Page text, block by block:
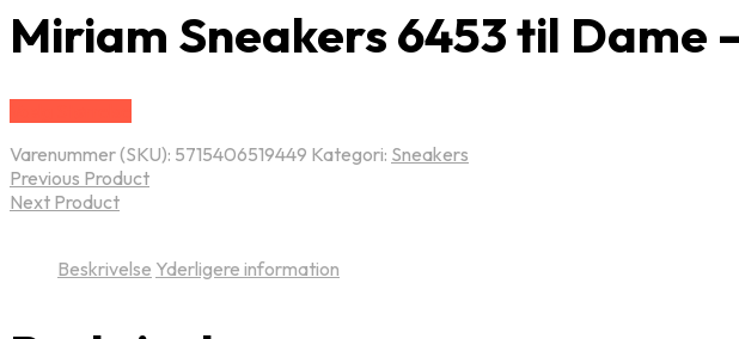
Miriam Sneakers 6453 til Dame
Varenummer (SKU): 5715406519449 Kategori: Sneakers
Previous Product
Next Product
Beskrivelse Yderligere information